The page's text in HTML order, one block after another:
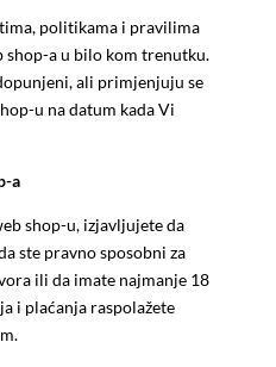
politikama i pravilima
a u bilo kom trenutku.
ali primjenjuju se
u na datum kada Vi
a
shop-u, izjavljujete da
ste pravno sposobni za
ili da imate najmanje 18
i plaćanja raspolažete